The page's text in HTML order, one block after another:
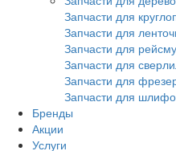
Запчасти для
Запчасти для
Запчасти для
Запчасти для
Запчасти для
Запчасти для
Бренды
Акции
Услуги